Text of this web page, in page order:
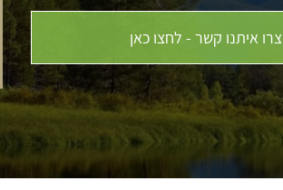
צרו איתנו קשר - לחצו כאן